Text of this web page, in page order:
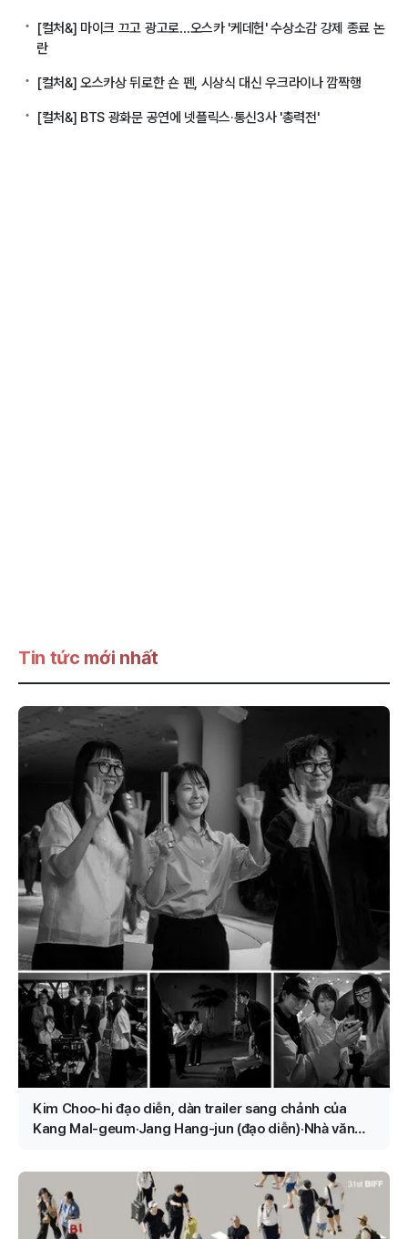
[컬처&] 마이크 끄고 광고로…오스카 '케데헌' 수상소감 강제 종료 논
란
[컬처&] 오스카상 뒤로한 숀 펜, 시상식 대신 우크라이나 깜짝행
[컬처&] BTS 광화문 공연에 넷플릭스·통신3사 '총력전'
Tin tức mới nhất
Kim Choo-hi đạo diễn, dàn trailer sang chảnh của
Kang Mal-geum·Jang Hang-jun (đạo diễn)·Nhà văn